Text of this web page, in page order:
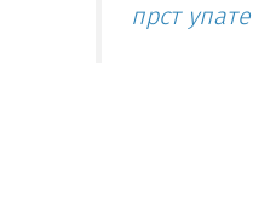
прст